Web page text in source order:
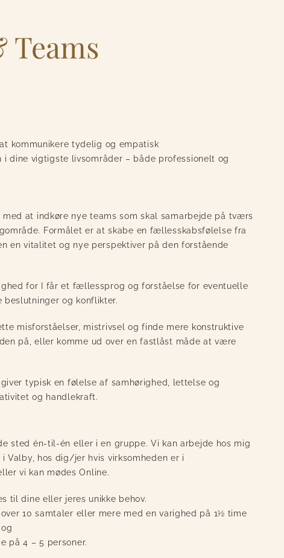
Teams
kommunikere tydelig og empatisk
i dine vigtigste livsområder – både professionelt og
at indkøre nye teams som skal samarbejde på tværs
Formålet er at skabe en fællesskabsfølelse fra
en vitalitet og nye perspektiver på den forstående
for I får et fællessprog og forståelse for eventuelle
beslutninger og konflikter.
misforståelser, mistrivsel og finde mere konstruktive
på, eller komme ud over en fastlåst måde at være
typisk en følelse af samhørighed, lettelse og
og handlekraft.
sted én-til-én eller i en gruppe. Vi kan arbejde hos mig
Valby, hos dig/jer hvis virksomheden er i
vi kan mødes Online.
til dine eller jeres unikke behov.
10 samtaler eller mere med en varighed på 1½ time
på 4 – 5 personer.